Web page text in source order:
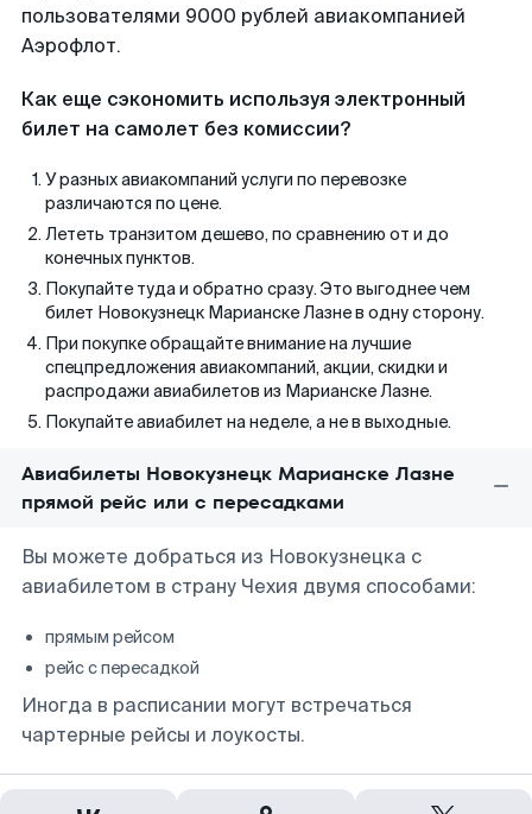
пользователями 9000 рублей авиакомпанией
Аэрофлот.
Как еще сэкономить используя электронный
билет на самолет без комиссии?
У разных авиакомпаний услуги по перевозке
различаются по цене.
Лететь транзитом дешево, по сравнению от и до
конечных пунктов.
Покупайте туда и обратно сразу. Это выгоднее чем
билет Новокузнецк Марианске Лазне в одну сторону.
При покупке обращайте внимание на лучшие
спецпредложения авиакомпаний, акции, скидки и
распродажи авиабилетов из Марианске Лазне.
Покупайте авиабилет на неделе, а не в выходные.
Авиабилеты Новокузнецк Марианске Лазне
прямой рейс или с пересадками
Вы можете добраться из Новокузнецка с
авиабилетом в страну Чехия двумя способами:
прямым рейсом
рейс с пересадкой
Иногда в расписании могут встречаться
чартерные рейсы и лоукосты.